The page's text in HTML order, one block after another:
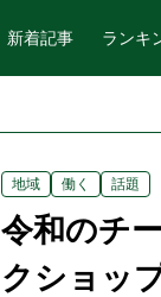
新着記事 ランキ
地域 働く 話題
令和のチ
クショッ